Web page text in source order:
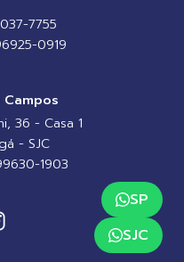
7755
0919
36 - Casa 1
- SJC
1903
SP
SJC